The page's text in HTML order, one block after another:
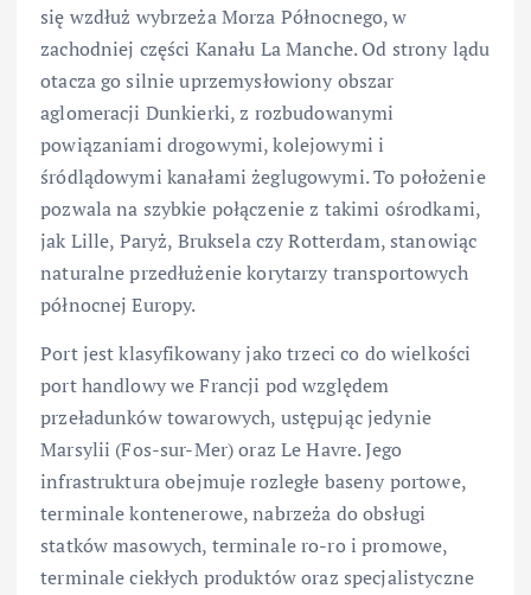
się wzdłuż wybrzeża Morza Północnego, w
zachodniej części Kanału La Manche. Od strony lądu
otacza go silnie uprzemysłowiony obszar
aglomeracji Dunkierki, z rozbudowanymi
powiązaniami drogowymi, kolejowymi i
śródlądowymi kanałami żeglugowymi. To położenie
pozwala na szybkie połączenie z takimi ośrodkami,
jak Lille, Paryż, Bruksela czy Rotterdam, stanowiąc
naturalne przedłużenie korytarzy transportowych
północnej Europy.
Port jest klasyfikowany jako trzeci co do wielkości
port handlowy we Francji pod względem
przeładunków towarowych, ustępując jedynie
Marsylii (Fos-sur-Mer) oraz Le Havre. Jego
infrastruktura obejmuje rozległe baseny portowe,
terminale kontenerowe, nabrzeża do obsługi
statków masowych, terminale ro-ro i promowe,
terminale ciekłych produktów oraz specjalistyczne